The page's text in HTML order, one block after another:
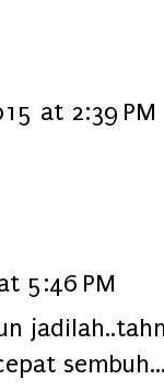
at 2:39 PM
5:46 PM